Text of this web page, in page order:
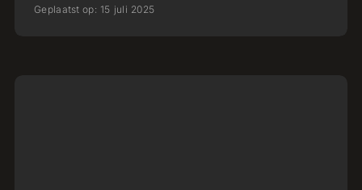
Geplaatst op: 15 juli 2025